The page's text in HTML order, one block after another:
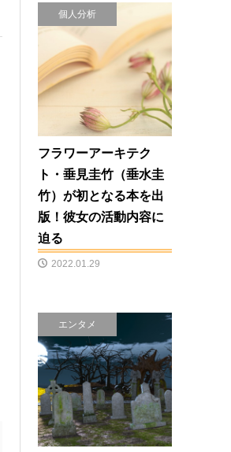
個人分析
フラワーアーキテク
ト・垂見圭竹（垂水圭
竹）が初となる本を出
版！彼女の活動内容に
迫る
2022.01.29
エンタメ